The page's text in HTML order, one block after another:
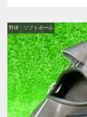
野球・ソフトボール